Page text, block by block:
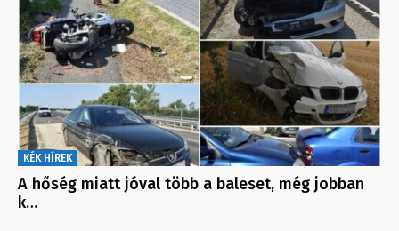
KÉK HÍREK
A hőség miatt jóval több a baleset, még jobban
k…